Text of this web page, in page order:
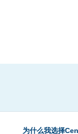
为什么我选择